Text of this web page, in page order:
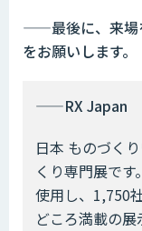
——最後に、来場
をお願いします。
——RX Japan
日本 ものづく
くり専門展で
使用し、1,750
どころ満載の展